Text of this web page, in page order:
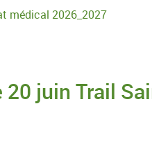
médical 2026_2027
20 juin Trail